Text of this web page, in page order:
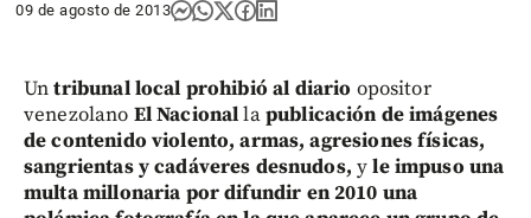
09 de agosto de 2013
Untribunal local prohibió al diario opositor
venezolano El Nacionallapublicación de imágenes
de contenido violento, armas, agresiones físicas,
sangrientas y cadáveres desnudos, yle impuso una
multa millonaria por difundir en 2010 una